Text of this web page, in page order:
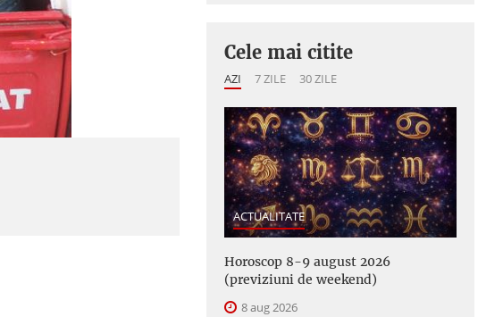
Cele mai citite
AZI 7 ZILE 30 ZILE
ACTUALITATE
Horoscop 8-9 august 2026
(previziuni de weekend)
8 aug 2026